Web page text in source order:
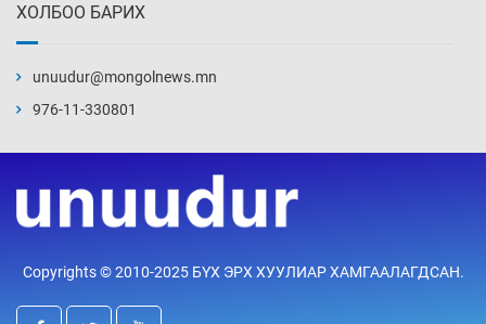
22 цаг 31 мин
23 цаг 1 мин
үйлчилж буй гэв
23 цаг 31 мин
ХОЛБОО БАРИХ
unuudur@mongolnews.mn
976-11-330801
Copyrights © 2010-2025 БҮХ ЭРХ ХУУЛИАР ХАМГААЛАГДСАН.